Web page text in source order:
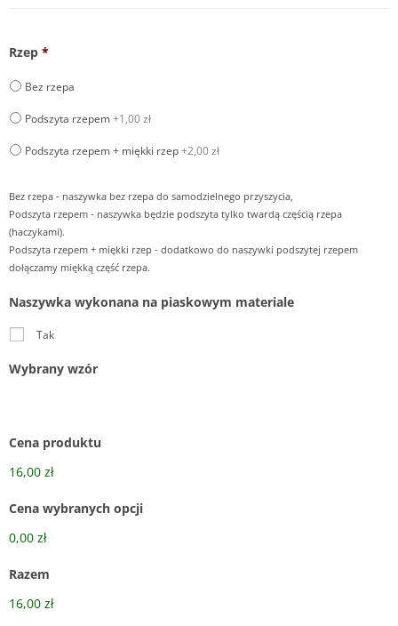
Rzep *
Bez rzepa
Podszyta rzepem+1,00 zł
Podszyta rzepem + miękki rzep+2,00 zł
Bez rzepa - naszywka bez rzepa do samodzielnego przyszycia,
Podszyta rzepem - naszywka będzie podszyta tylko twardą częścią rzepa
(haczykami).
Podszyta rzepem + miękki rzep - dodatkowo do naszywki podszytej rzepem
dołączamy miękką część rzepa.
Naszywka wykonana na piaskowym materiale
Tak
Wybrany wzór
Cena produktu
16,00 zł
Cena wybranych opcji
0,00 zł
Razem
16,00 zł